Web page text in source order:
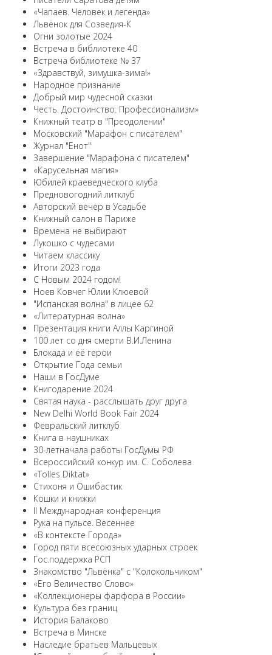
«Чапаев. Человек и легенда»
Львёнок для Созведия-К
Огни золотые 2024
Встреча в библиотеке 40
Встреча библиотеке № 37
«Здравствуй, зимушка-зима!»
Народное признание
Добрый мир чудесной сказки
Честь. Достоинство. Профессионализм»
Книжный театр в "Преодолении"
Московский "Марафон с писателем"
Журнал "Енот"
Завершение "Марафона с писателем"
«Карусельная магия»
Юбилей краеведческого клуба
Предновогодний литклуб
Авторский вечер в Усадьбе
Книжный салон в Париже
Времена не выбирают
Лукошко с чудесами
Читаем классику
Итоги 2023 года
С Новым 2024 годом!
Ноев Ковчег Юлии Клюевой
"Испанская волна" в лицее 62
«Литературная волна»
Презентация книги Аллы Каргиной
100 лет со дня смерти В.И.Ленина
Блокада и её герои
Открытие Года семьи
Наши в ГосДуме
Книгодарение 2024
Святая наука - расслышать друг друга
New Delhi World Book Fair 2024
Февральский литклуб
Книга в наушниках
30-летначала работы ГосДумы РФ
Всероссийский конкур им. С. Соболева
«Tolles Diktat»
Стихоня и Ошибастик
Кошки и книжки
II Международная конференция
Рука на пульсе. Весеннее
«В контексте Города»
Город пяти всесоюзных ударных строек
Гос.поддержка РСП
Знакомство "Львёнка" с "Колокольчиком"
«Его Величество Слово»
«Коллекционеры фарфора в России»
Культура без границ
История Балаково
Встреча в Минске
Наследие братьев Мальцевых